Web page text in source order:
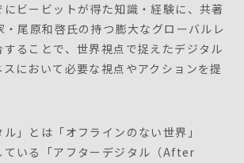
ビービットが得た知識・経験に、共著
尾原和啓氏の持つ膨大なグローバルレ
ることで、世界視点で捉えたデジタル
において必要な視点やアクションを提
ル」とは「オフラインのない世界」
ている「アフターデジタル（After